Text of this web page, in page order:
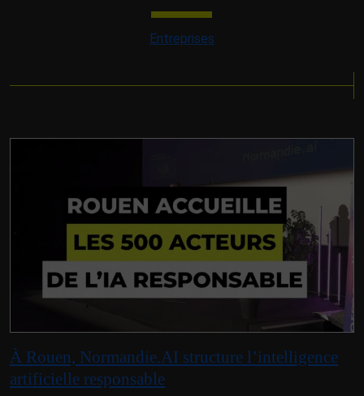
Entreprises
À Rouen, Normandie.AI structure l’intelligence
artificielle responsable